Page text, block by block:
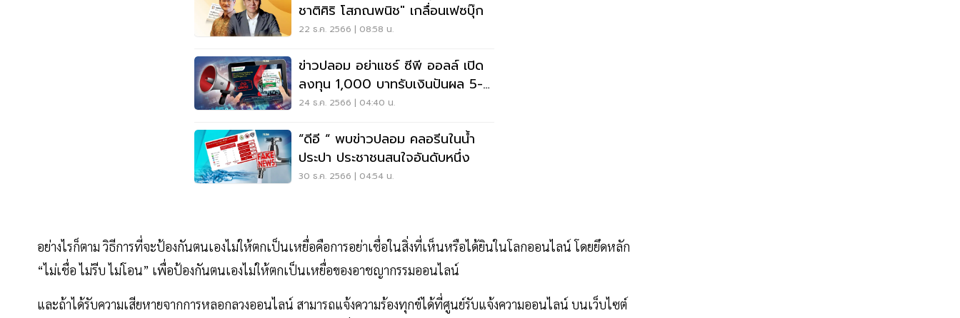
ชาติศิริ โสภณพนิช" เกลื่อนเฟซบุ๊ก
22 ธ.ค. 2566 | 08:58 น.
ข่าวปลอม อย่าแชร์ ซีพี ออลล์ เปิด
ลงทุน 1,000 บาทรับเงินปันผล 5-
15%
24 ธ.ค. 2566 | 04:40 น.
“ดีอี “ พบข่าวปลอม คลอรีนในน้ำ
ประปา ประชาชนสนใจอันดับหนึ่ง
30 ธ.ค. 2566 | 04:54 น.
อย่างไรก็ตาม วิธีการที่จะป้องกันตนเองไม่ให้ตกเป็นเหยื่อคือการอย่าเชื่อในสิ่งที่เห็นหรือได้ยินในโลกออนไลน์ โดยยึดหลัก
“ไม่เชื่อ ไม่รีบ ไม่โอน” เพื่อป้องกันตนเองไม่ให้ตกเป็นเหยื่อของอาชญากรรมออนไลน์
และถ้าได้รับความเสียหายจากการหลอกลวงออนไลน์ สามารถแจ้งความร้องทุกข์ได้ที่ศูนย์รับแจ้งความออนไลน์ บนเว็บไซต์